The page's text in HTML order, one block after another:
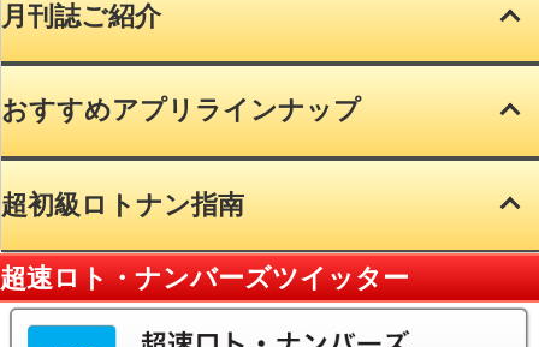
宝くじ情報
月刊誌ご紹介
おすすめアプリラインナップ
超初級ロトナン指南